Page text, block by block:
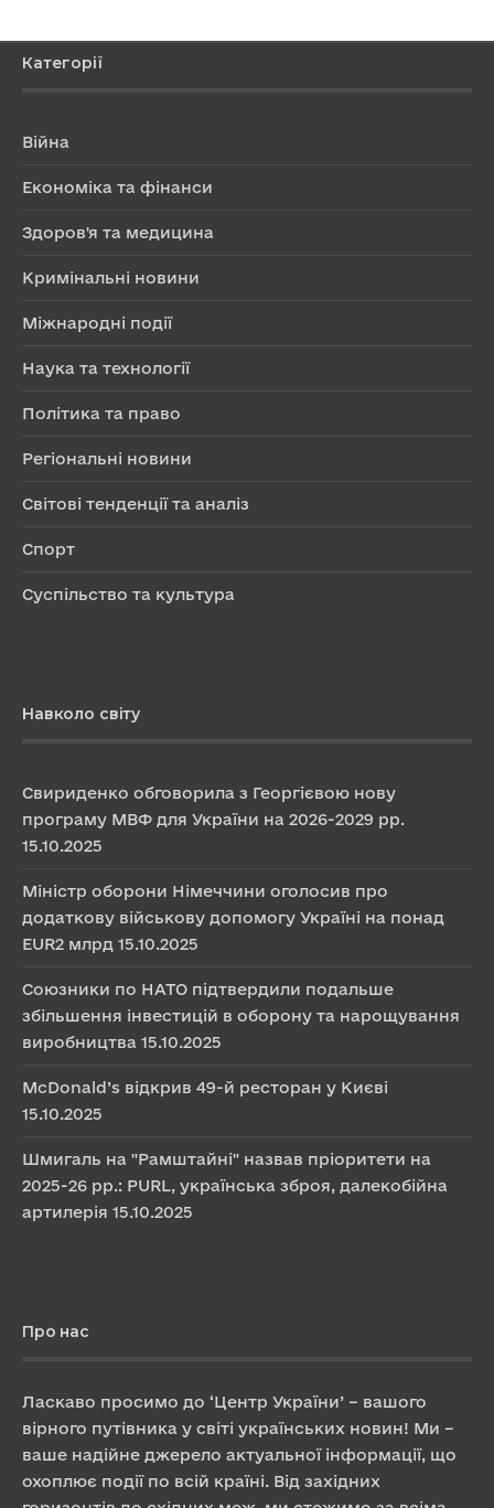
Категорії
Війна
Економіка та фінанси
Здоров'я та медицина
Кримінальні новини
Міжнародні події
Наука та технології
Політика та право
Регіональні новини
Світові тенденції та аналіз
Спорт
Суспільство та культура
Навколо світу
Свириденко обговорила з Георгієвою нову
програму МВФ для України на 2026-2029 рр.
15.10.2025
Міністр оборони Німеччини оголосив про
додаткову військову допомогу Україні на понад
EUR2 млрд 15.10.2025
Союзники по НАТО підтвердили подальше
збільшення інвестицій в оборону та нарощування
виробництва 15.10.2025
McDonald’s відкрив 49-й ресторан у Києві
15.10.2025
Шмигаль на "Рамштайні" назвав пріоритети на
2025-26 рр.: PURL, українська зброя, далекобійна
артилерія 15.10.2025
Про нас
Ласкаво просимо до ‘Центр України’ – вашого
вірного путівника у світі українських новин! Ми –
ваше надійне джерело актуальної інформації, що
охоплює події по всій країні. Від західних